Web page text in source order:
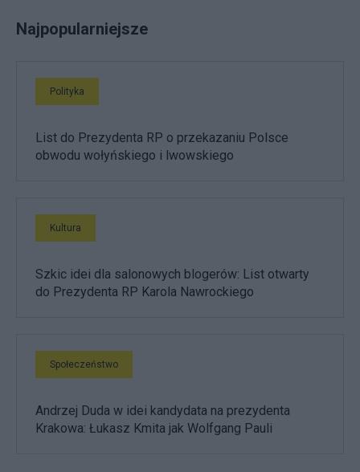
Najpopularniejsze
Polityka
List do Prezydenta RP o przekazaniu Polsce
obwodu wołyńskiego i lwowskiego
Kultura
Szkic idei dla salonowych blogerów: List otwarty
do Prezydenta RP Karola Nawrockiego
Społeczeństwo
Andrzej Duda w idei kandydata na prezydenta
Krakowa: Łukasz Kmita jak Wolfgang Pauli